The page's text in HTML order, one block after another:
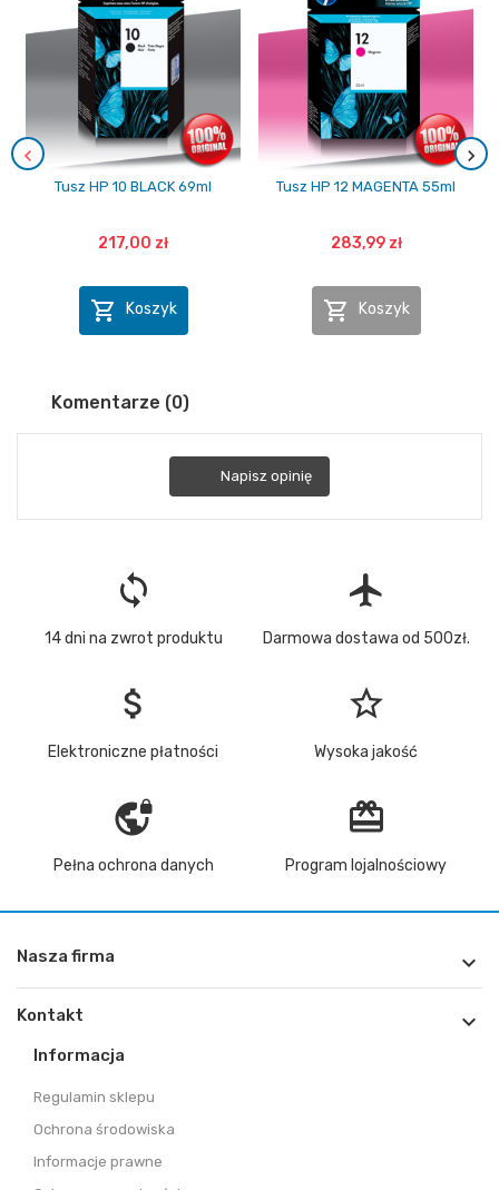
Tusz HP 10 BLACK 69ml
217,00 zł
 Koszyk
Tusz HP 12 MAGENTA 55ml
283,99 zł
 Koszyk
Komentarze (0)
Napisz opinię
loop
14 dni na zwrot produktu
flight
Darmowa dostawa od 500zł.
attach_money
Elektroniczne płatności
star_border
Wysoka jakość
vpn_lock
Pełna ochrona danych
redeem
Program lojalnościowy
Nasza firma 
Kontakt 
Informacja
Regulamin sklepu
Ochrona środowiska
Informacje prawne